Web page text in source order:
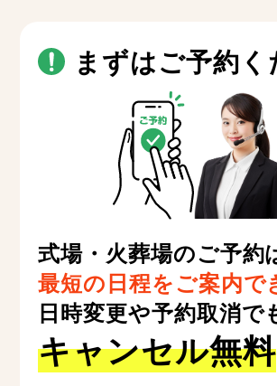
まずはご予約
式場・火葬場のご予約
最短の日程をご案内で
日時変更や予約取消で
キャンセル無料